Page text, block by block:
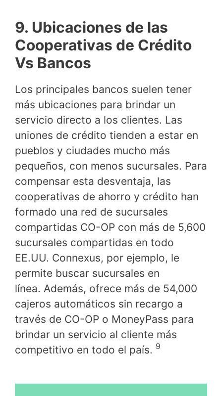
9. Ubicaciones de las
Cooperativas de Crédito
Vs Bancos
Los principales bancos suelen tener
más ubicaciones para brindar un
servicio directo a los clientes. Las
uniones de crédito tienden a estar en
pueblos y ciudades mucho más
pequeños, con menos sucursales. Para
compensar esta desventaja, las
cooperativas de ahorro y crédito han
formado una red de sucursales
compartidas CO-OP con más de 5,600
sucursales compartidas en todo
EE.UU. Connexus, por ejemplo, le
permite buscar sucursales en
línea. Además, ofrece más de 54,000
cajeros automáticos sin recargo a
través de CO-OP o MoneyPass para
brindar un servicio al cliente más
competitivo en todo el país. 9